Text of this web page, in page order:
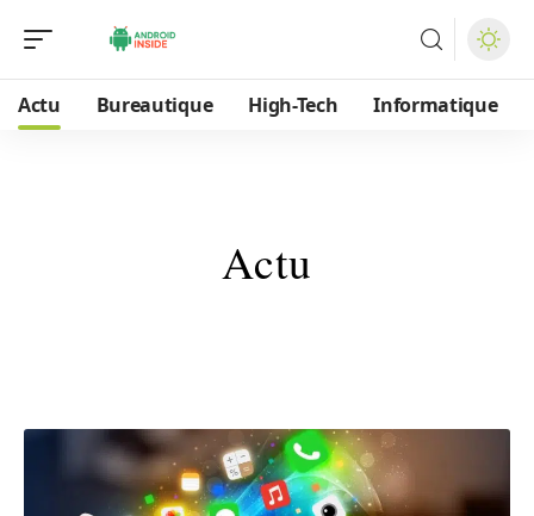
Actu Bureautique High-Tech Informatique
Actu